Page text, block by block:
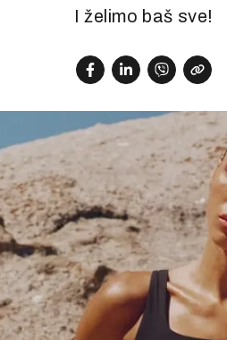
I želimo baš sve!